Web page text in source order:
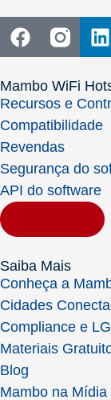
Mambo WiFi
Recursos e
Compatibilidade
Revendas
Segurança do
API do software
Saiba Mais
Conheça a
Cidades
Compliance e
Materiais
Blog
Mambo na Mídia